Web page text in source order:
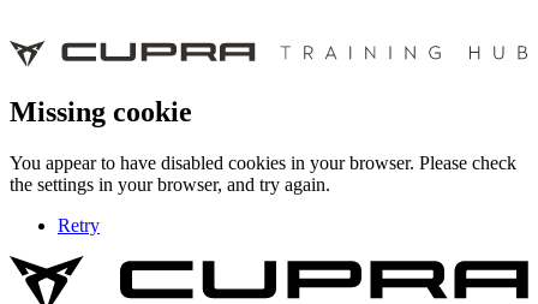
Missing cookie
You appear to have disabled cookies in your browser. Please check
the settings in your browser, and try again.
Retry